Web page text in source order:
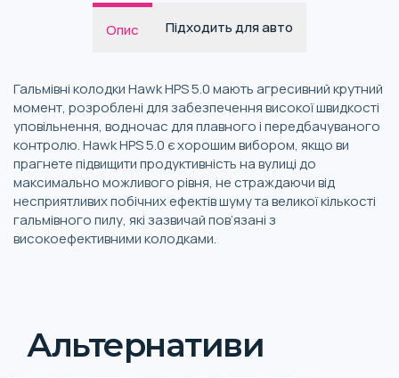
Опис Підходить для авто
Гальмівні колодки Hawk HPS 5.0 мають агресивний крутний
момент, розроблені для забезпечення високої швидкості
уповільнення, водночас для плавного і передбачуваного
контролю. Hawk HPS 5.0 є хорошим вибором, якщо ви
прагнете підвищити продуктивність на вулиці до
максимально можливого рівня, не страждаючи від
несприятливих побічних ефектів шуму та великої кількості
гальмівного пилу, які зазвичай пов’язані з
високоефективними колодками.
Альтернативи